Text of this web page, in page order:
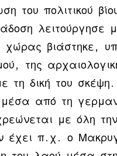
του πολιτικού
λειτούργησε
χώρας βιάστηκε,
της
τη δική του
από τη
με όλη την
έχει π.χ. ο